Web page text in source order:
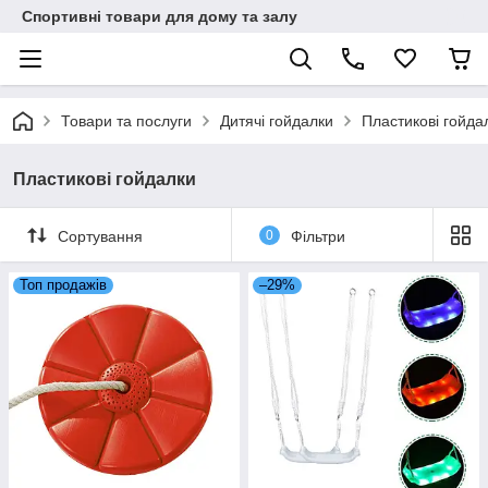
Спортивні товари для дому та залу
Товари та послуги Дитячі гойдалки Пластикові
Пластикові гойдалки
Сортування 0 Фільтри
Топ продажів –29%